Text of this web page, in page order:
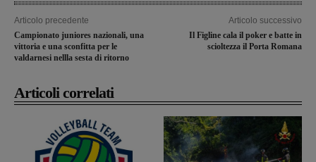
Articolo precedente
Campionato juniores nazionali, una
vittoria e una sconfitta per le
valdarnesi nellla sesta di ritorno
Articolo successivo
Il Figline cala il poker e batte in
scioltezza il Porta Romana
Articoli correlati